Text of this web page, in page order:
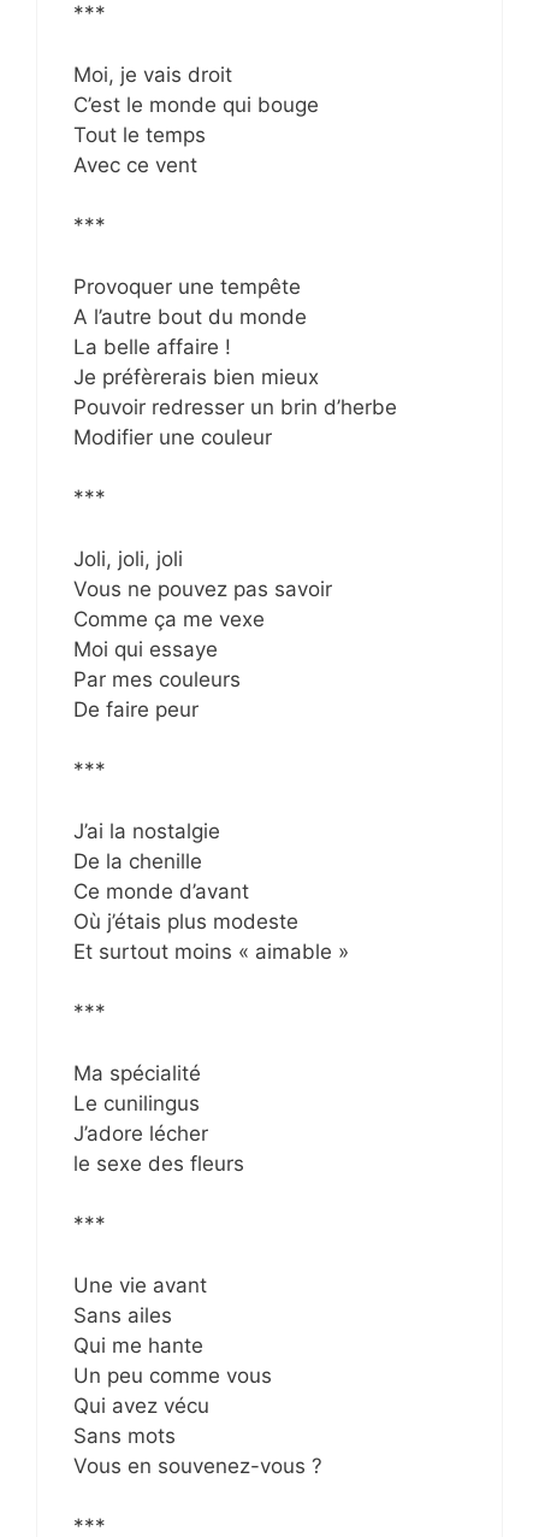
***
Moi, je vais droit
C’est le monde qui bouge
Tout le temps
Avec ce vent
***
Provoquer une tempête
A l’autre bout du monde
La belle affaire !
Je préfèrerais bien mieux
Pouvoir redresser un brin d’herbe
Modifier une couleur
***
Joli, joli, joli
Vous ne pouvez pas savoir
Comme ça me vexe
Moi qui essaye
Par mes couleurs
De faire peur
***
J’ai la nostalgie
De la chenille
Ce monde d’avant
Où j’étais plus modeste
Et surtout moins « aimable »
***
Ma spécialité
Le cunilingus
J’adore lécher
le sexe des fleurs
***
Une vie avant
Sans ailes
Qui me hante
Un peu comme vous
Qui avez vécu
Sans mots
Vous en souvenez-vous ?
***